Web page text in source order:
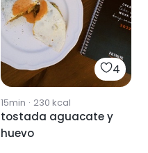
4
15min · 230 kcal
tostada aguacate y
huevo